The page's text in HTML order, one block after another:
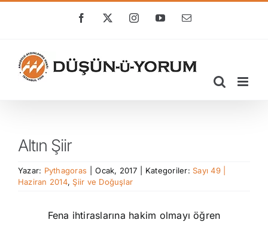
Facebook
X InstagramYouTube
E-
Altın Şiir
Yazar: Pythagoras Ocak, 2017 Kategoriler: Sayı 49 |
Haziran 2014, Şiir ve Doğuşlar
Fena ihtiraslarına hakim olmayı öğren